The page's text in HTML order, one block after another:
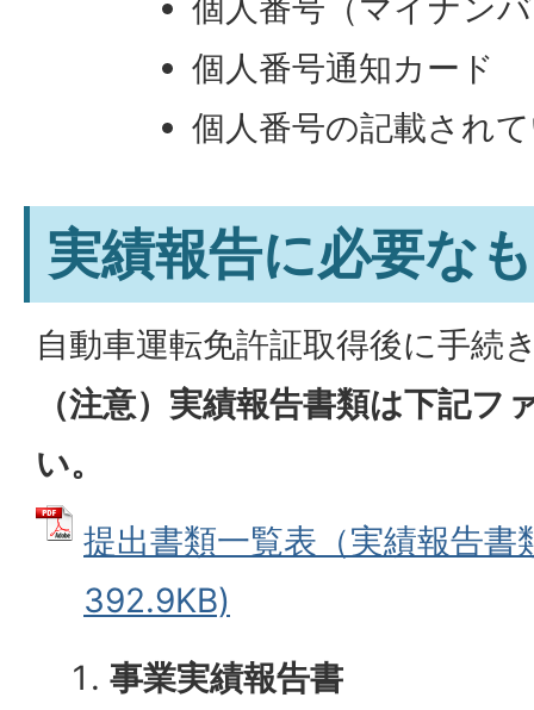
個人番号（マイナン
個人番号通知カード
個人番号の記載され
実績報告に必要な
自動車運転免許証取得後に手続
（注意）実績報告書類は下記フ
い。
提出書類一覧表（実績報告書
392.9KB)
事業実績報告書